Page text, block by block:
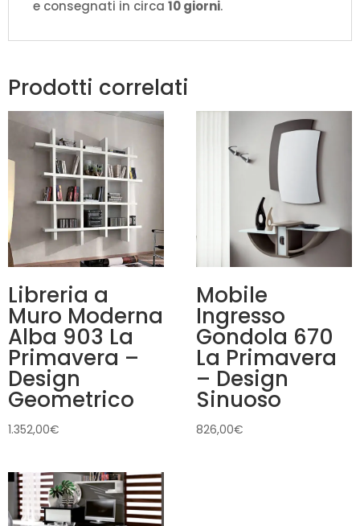
e consegnati in circa 10 giorni.
Prodotti correlati
Libreria a
Muro Moderna
Alba 903 La
Primavera –
Design
Geometrico
1.352,00€
Mobile
Ingresso
Gondola 670
La Primavera
– Design
Sinuoso
826,00€